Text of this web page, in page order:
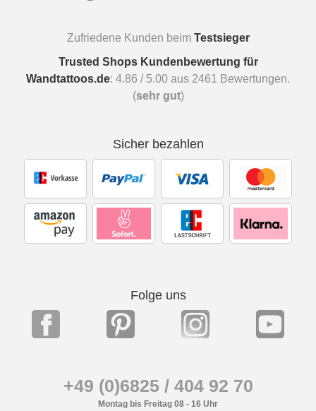
Zufriedene Kunden beim Testsieger
Trusted Shops Kundenbewertung für
Wandtattoos.de: 4.86 / 5.00 aus 2461
Bewertungen.
(sehr gut)
Sicher bezahlen
Folge uns
+49 (0)6825 / 404 92 70
Montag bis Freitag 08 - 16 Uhr